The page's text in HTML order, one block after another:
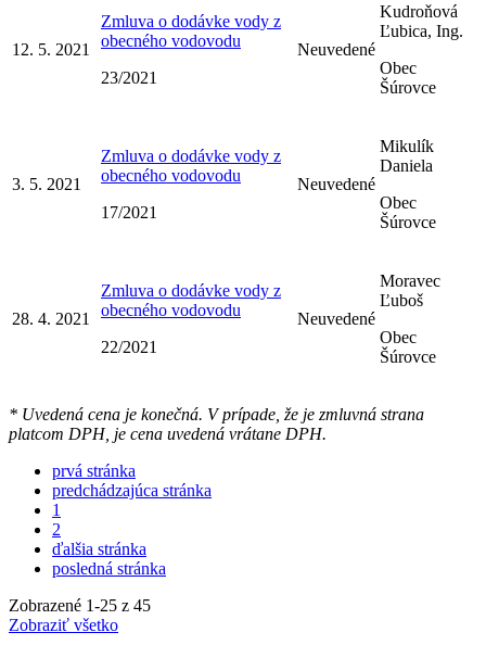
12. 5. 2021
Zmluva o dodávke vody z
obecného vodovodu
23/2021
Neuvedené
Kudroňová
Ľubica, Ing.
Obec
Šúrovce
3. 5. 2021
Zmluva o dodávke vody z
obecného vodovodu
17/2021
Neuvedené
Mikulík
Daniela
Obec
Šúrovce
28. 4. 2021
Zmluva o dodávke vody z
obecného vodovodu
22/2021
Neuvedené
Moravec
Ľuboš
Obec
Šúrovce
* Uvedená cena je konečná. V prípade, že je zmluvná strana
platcom DPH, je cena uvedená vrátane DPH.
prvá stránka
predchádzajúca stránka
1
2
ďalšia stránka
posledná stránka
Zobrazené 1-25 z 45
Zobraziť všetko